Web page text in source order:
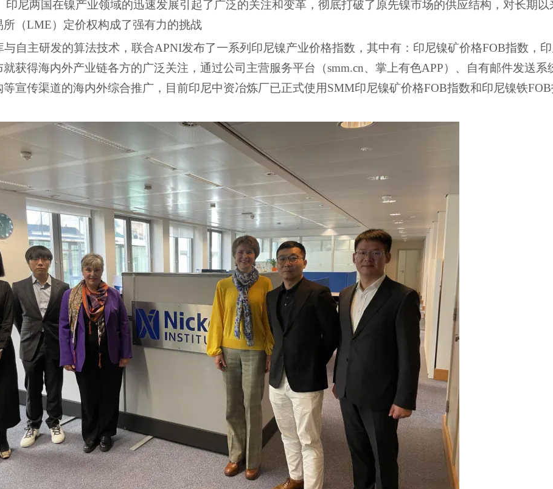
印尼两国在镍产业领域的迅速发展引起了广泛的关注和变革，彻底打破了原先镍市场的供应结构，对长期以
（LME）定价权构成了强有力的挑战
与自主研发的算法技术 ，联合APNI发布了一系列印尼镍产业价格指数，其中有： 印尼镍矿价格FOB指数，
获得海内外产业链各方的广泛关注，通过公司主营服务平台（smm.cn、掌上有色APP）、自有邮件发送系
宣传渠道的海内外综合推广，目前印尼中资冶炼厂已正式使用SMM印尼镍矿价格FOB指数和印尼镍铁